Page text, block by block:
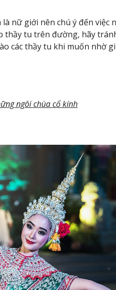
nữ giới nên chú ý đến việc
thầy tu trên đường, hãy
các thầy tu khi muốn nhờ
ngôi chùa cổ kính